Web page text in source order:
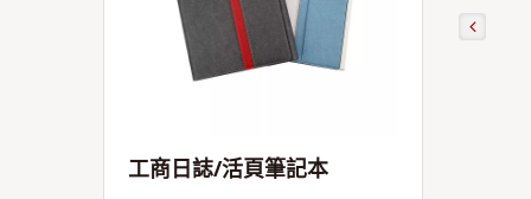
工商日誌/活頁筆記本